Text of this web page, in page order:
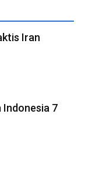
Iran
Indonesia 7